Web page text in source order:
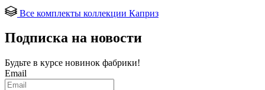
Все комплекты коллекции Каприз
Подписка на новости
Будьте в курсе новинок фабрики!
Email